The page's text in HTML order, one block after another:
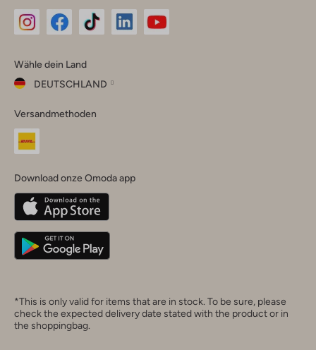
Instagram
Facebook
TikTok
Wähle dein Land
DEUTSCHLAND
dein
Land
Belgique(Français)
Deutschland
Versandmethoden
Download onze Omoda app
*This is only valid for items that are in stock. To be sure, please
check the expected delivery date stated with the product or in
the shoppingbag.